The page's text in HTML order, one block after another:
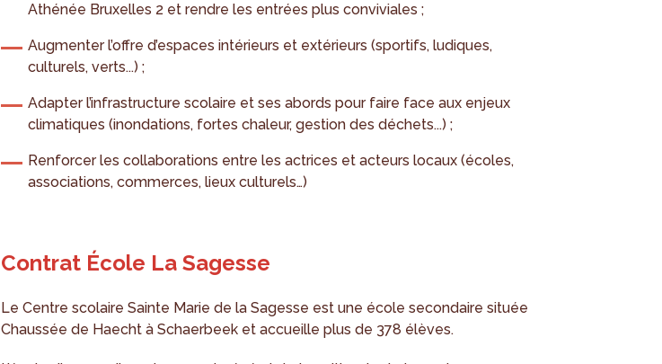
Athénée Bruxelles 2 et rendre les entrées plus conviviales ;
Augmenter l’offre d’espaces intérieurs et extérieurs (sportifs, ludiques,
culturels, verts...) ;
Adapter l’infrastructure scolaire et ses abords pour faire face aux enjeux
climatiques (inondations, fortes chaleur, gestion des déchets...) ;
Renforcer les collaborations entre les actrices et acteurs locaux (écoles,
associations, commerces, lieux culturels…)
Contrat École La Sagesse
Le Centre scolaire Sainte Marie de la Sagesse est une école secondaire située
Chaussée de Haecht à Schaerbeek et accueille plus de 378 élèves.